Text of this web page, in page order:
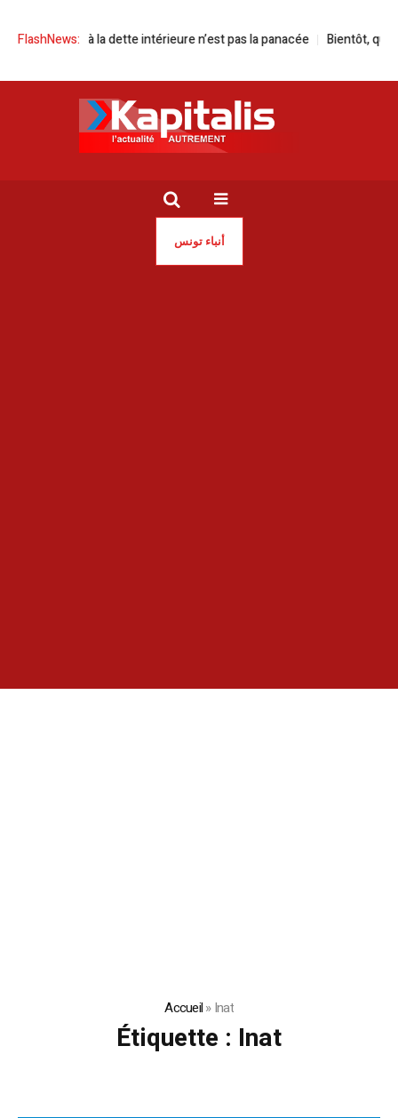
FlashNews:
la dette intérieure n’est pas la panacée Bientôt, quatre réserves
أنباء تونس
Accueil»Inat
Étiquette : Inat